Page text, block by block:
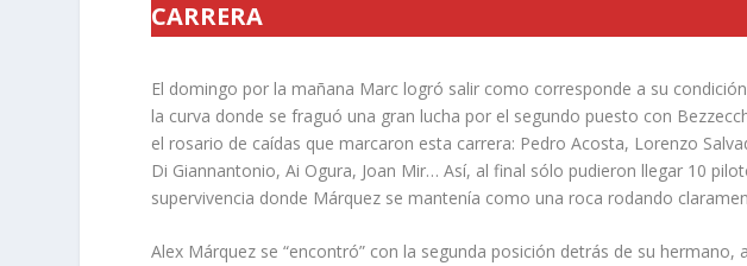
CARRERA
El domingo por la mañana Marc logró salir como corresponde a su
la curva donde se fraguó una gran lucha por el segundo puesto con
el rosario de caídas que marcaron esta carrera: Pedro Acosta, Lorenzo
Di Giannantonio, Ai Ogura, Joan Mir… Así, al final sólo pudieron llegar 10
supervivencia donde Márquez se mantenía como una roca rodando
Alex Márquez se “encontró” con la segunda posición detrás de su